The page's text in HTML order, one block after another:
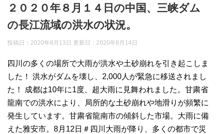
２０２０年８月１４日の中国、三峡ダム
の長江流域の洪水の状況。
投稿日：2020年8月13日 更新日： 2020年8月14日
四川の多くの場所で大雨が洪水や土砂崩れを引き起こしま
した！ 洪水がダムを壊し、2,000人が緊急に移送されまし
た！ 成都は10年に1度、超大雨に見舞われました。甘粛省
龍南での洪水により、局所的な土砂崩れや地滑りが頻繁に
発生しています。甘粛省龍南市の傾斜した市場。大雨に備
えた雅安市。8月12日＃四川大雨が降り、多くの都市で災